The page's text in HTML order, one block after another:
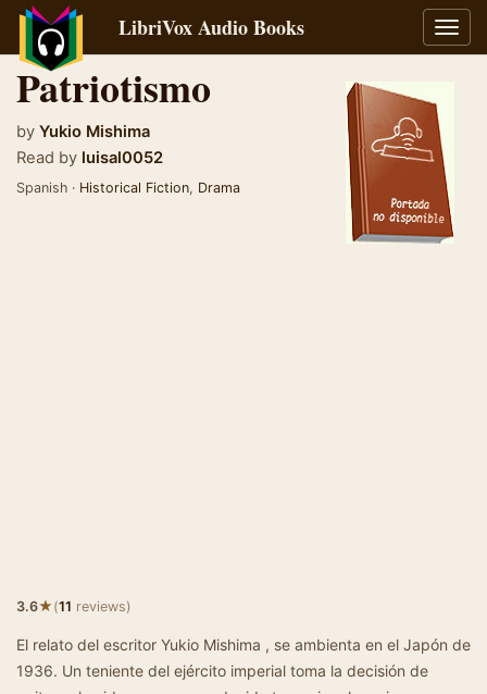
LibriVox Audio Books
Patriotismo
by Yukio Mishima
Read by luisal0052
Spanish · Historical Fiction, Drama
3.6★(11 reviews)
El relato del escritor Yukio Mishima , se ambienta en el Japón de
1936. Un teniente del ejército imperial toma la decisión de